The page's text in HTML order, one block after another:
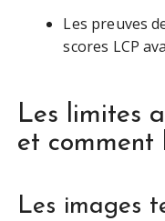
Les preuves
scores LCP
Les limites
et comment
Les images